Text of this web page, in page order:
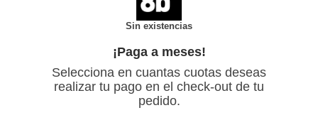
Sin existencias
¡Paga a meses!
Selecciona en cuantas cuotas deseas
realizar tu pago en el check-out de tu
pedido.